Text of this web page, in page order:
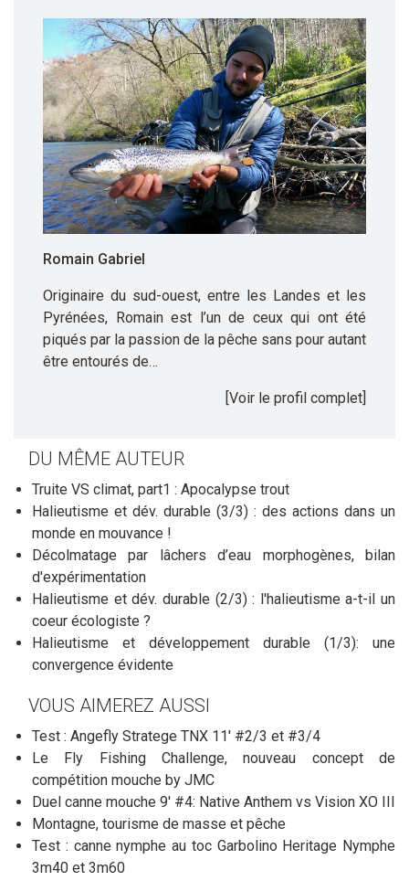
Romain Gabriel
Originaire du sud-ouest, entre les Landes et les
Pyrénées, Romain est l’un de ceux qui ont été
piqués par la passion de la pêche sans pour autant
être entourés de…
[Voir le profil complet]
DU MÊME AUTEUR
Truite VS climat, part1 : Apocalypse trout
Halieutisme et dév. durable (3/3) : des actions dans un
monde en mouvance !
Décolmatage par lâchers d’eau morphogènes, bilan
d'expérimentation
Halieutisme et dév. durable (2/3) : l'halieutisme a-t-il un
coeur écologiste ?
Halieutisme et développement durable (1/3): une
convergence évidente
VOUS AIMEREZ AUSSI
Test : Angefly Stratege TNX 11' #2/3 et #3/4
Le Fly Fishing Challenge, nouveau concept de
compétition mouche by JMC
Duel canne mouche 9' #4: Native Anthem vs Vision XO III
Montagne, tourisme de masse et pêche
Test : canne nymphe au toc Garbolino Heritage Nymphe
3m40 et 3m60